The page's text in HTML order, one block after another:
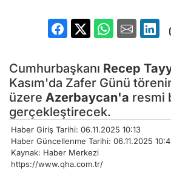
Cumhurbaşkanı Recep
Kasım'da Zafer Günü
üzere Azerbaycan'a resmi
gerçekleştirecek.
Haber Giriş Tarihi: 06.11.2025 10:13
Haber Güncellenme Tarihi: 06.11.2025
Kaynak: Haber Merkezi
https://www.qha.com.tr/